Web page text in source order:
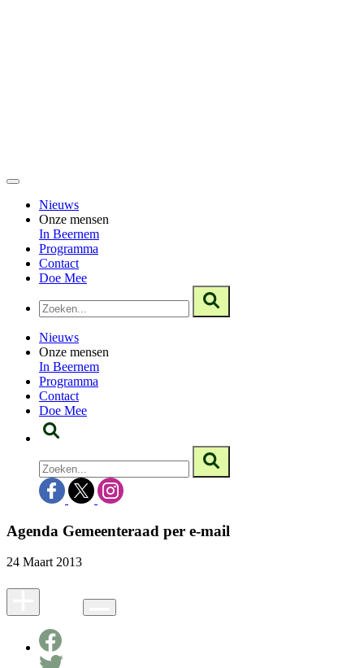
Nieuws
Onze mensen
In Beernem
Programma
Contact
Doe Mee
Nieuws
Onze mensen
In Beernem
Programma
Contact
Doe Mee
Agenda Gemeenteraad per e-mail
24 Maart 2013